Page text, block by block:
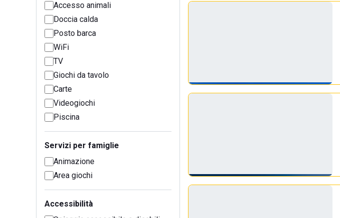
Accesso animali
Doccia calda
Posto barca
WiFi
TV
Giochi da tavolo
Carte
Videogiochi
Piscina
Servizi per famiglie
Animazione
Area giochi
Accessibilità